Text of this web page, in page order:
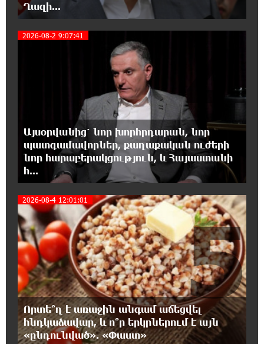
17:58:24 7-08-2026
Վեհափառ Հայրապետը աղոթք է հնչեցնում
17:31:07 7-08-2026
Վեհափառի հանդեպ տիտանական
ապօրինություն կա, անասելի ցավ եմ զգում.
17:30:48 7-08-2026
Արժանապատիվ դատավորը ինքնաբացարկ
հայտնեց և հրաժարվեց քննել գործն ու
17:07:39 7-08-2026
Նարեկ Կարապետյանը` Կաթողիկոսին
հեռացնել փորձելու մասին
16:57:42 7-08-2026
«ՀայաՔվեն» կանգնած է Հայ առաքելական
եկեղեցու պաշտպանության առաջնագծում.
մաս 3
Ղազի...
2026-08-2 9:07:41
Այսօրվանից՝ նոր խորհրդարան, նոր
պատգամավորներ, քաղաքական ուժերի
նոր հարաբերակցություն, և Հայաստանի
հ...
4
2026-08-4 12:01:01
Որտե՞ղ է առաջին անգամ աճեցվել
հնդկաձավար, և ո՞ր երկրներում է այն
«ընդունված». «Փաստ»
5